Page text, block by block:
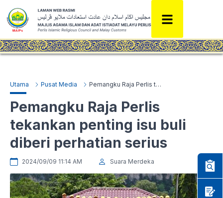
Utama Pusat Media Pemangku Raja Perlis tekankan penting isu buli diberi perhatian serius
Pemangku Raja Perlis
tekankan penting isu buli
diberi perhatian serius
2024/09/09 11:14 AM Suara Merdeka